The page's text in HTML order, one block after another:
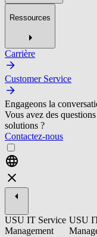
Ressources
Carrière
Customer Service
Engageons la
Vous avez des
solutions ?
Contactez-nous
USU IT Service
Management
USU